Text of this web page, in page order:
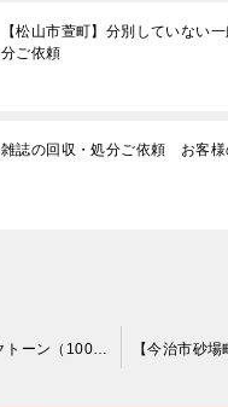
【松山市萱町】分別していない
分ご依頼
雑誌の回収・処分ご依頼 お客様
【伊予郡】エレクトーン（100kg未満）の回収・処分ご依頼